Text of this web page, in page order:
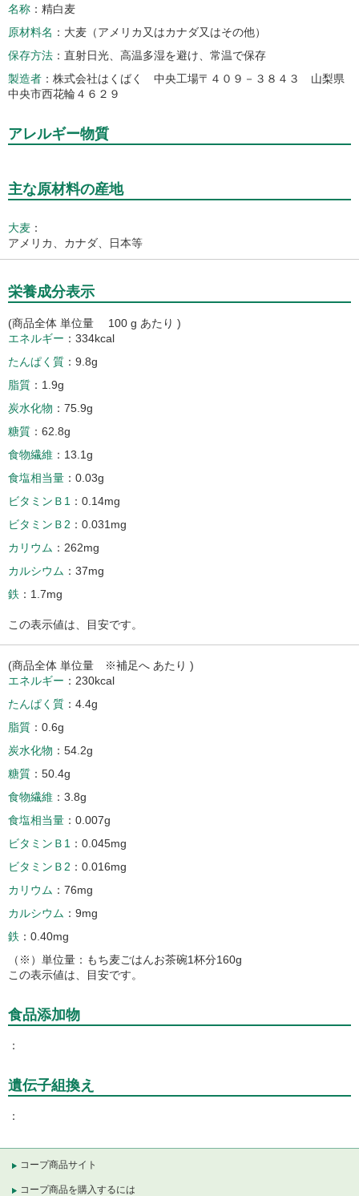
名称
精白麦
原材料名
大麦（アメリカ又はカナダ又はその他）
保存方法
直射日光、高温多湿を避け、常温で保存
製造者
株式会社はくばく 中央工場〒４０９－３８４３ 山梨県
中央市西花輪４６２９
アレルギー物質
主な原材料の産地
大麦 ：
アメリカ、カナダ、日本等
栄養成分表示
(商品全体 単位量 100 g あたり )
エネルギー
334kcal
たんぱく質
9.8g
脂質
1.9g
炭水化物
75.9g
糖質
62.8g
食物繊維
13.1g
食塩相当量
0.03g
ビタミンＢ1
0.14mg
ビタミンＢ2
0.031mg
カリウム
262mg
カルシウム
37mg
鉄
1.7mg
この表示値は、目安です。
(商品全体 単位量 ※補足へ あたり )
エネルギー
230kcal
たんぱく質
4.4g
脂質
0.6g
炭水化物
54.2g
糖質
50.4g
食物繊維
3.8g
食塩相当量
0.007g
ビタミンＢ1
0.045mg
ビタミンＢ2
0.016mg
カリウム
76mg
カルシウム
9mg
鉄
0.40mg
（※）単位量：もち麦ごはんお茶碗1杯分160g
この表示値は、目安です。
食品添加物
遺伝子組換え
コープ商品サイト
コープ商品を購入するには